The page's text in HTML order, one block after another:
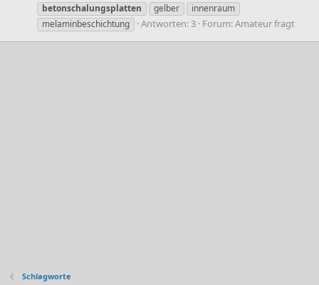
betonschalungsplatten
gelber
innenraum
melaminbeschichtung
Antworten: 3 Forum:Amateur fragt
Schlagworte